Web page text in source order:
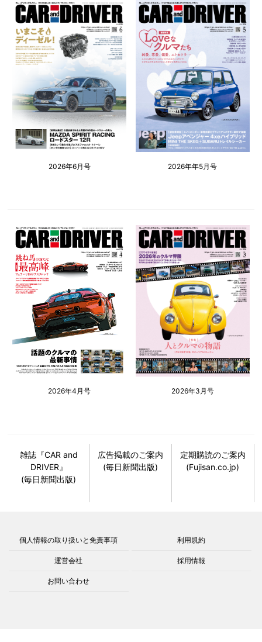
2026年6月号 2026年年5月号
2026年4月号 2026年3月号
雑誌『CAR and
DRIVER』
(毎日新聞出版)
広告掲載のご案内
(毎日新聞出版)
定期購読のご案内
(Fujisan.co.jp)
個人情報の取り扱いと免責事項 利用規約
運営会社 採用情報
お問い合わせ